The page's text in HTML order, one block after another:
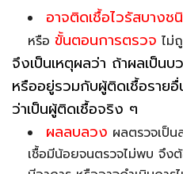
อาจติดเชื้อไวรัสบางช
หรือ ขั้นตอนการตรวจ ไม่
จึงเป็นเหตุผลว่า ถ้าผลเป็นบ
หรืออยู่รวมกับผู้ติดเชื้อรายอื่
ว่าเป็นผู้ติดเชื้อจริง ๆ
ผลลบลวง ผลตรวจเป็
เชื้อมีน้อยจนตรวจไม่พบ จึง